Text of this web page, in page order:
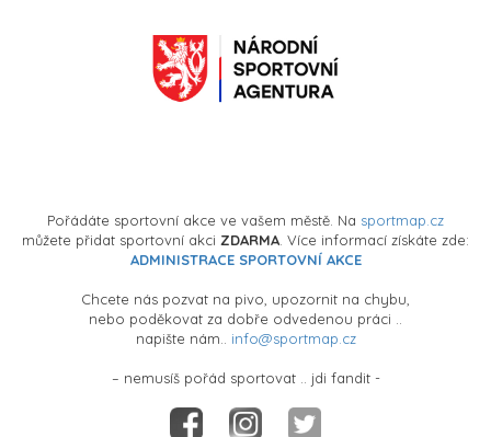
Pořádáte sportovní akce ve vašem městě. Na sportmap.cz
můžete přidat sportovní akci ZDARMA . Více informací získáte zde:
ADMINISTRACE SPORTOVNÍ AKCE
Chcete nás pozvat na pivo, upozornit na chybu,
nebo poděkovat za dobře odvedenou práci ..
napište nám.. info@sportmap.cz
– nemusíš pořád sportovat .. jdi fandit -